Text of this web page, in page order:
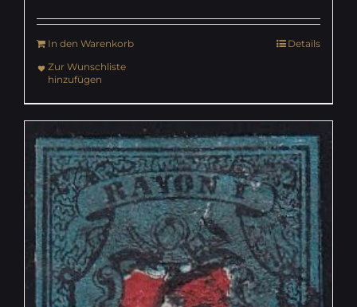
In den Warenkorb
Details
Zur Wunschliste
hinzufügen